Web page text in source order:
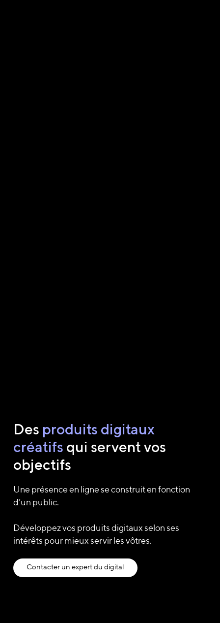
Des produits digitaux
créatifs qui servent vos
objectifs
Une présence en ligne se construit en fonction
d’un public.
Développez vos produits digitaux selon ses
intérêts pour mieux servir les vôtres.
Contacter un expert du digital